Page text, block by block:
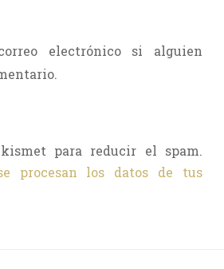
electrónico si alguien
para reducir el spam.
procesan los datos de tus